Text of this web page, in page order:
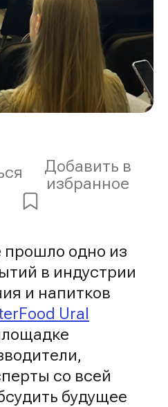
Добавить в
избранное
прошло одно из
в индустрии
и напитков
Ural
со всей
будущее